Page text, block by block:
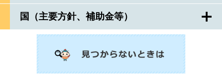
国（主要方針、補助金等）